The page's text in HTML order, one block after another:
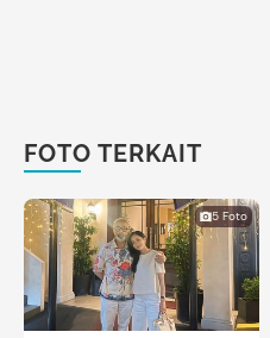
FOTO TERKAIT
5 Foto